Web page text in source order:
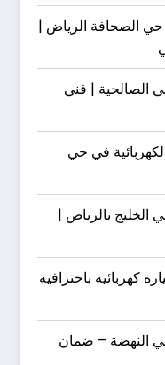
الصحافة الرياض |
الصالحية | فني
في حي
الخليج بالرياض |
كهربائية باحترافية
النهضة – ضمان